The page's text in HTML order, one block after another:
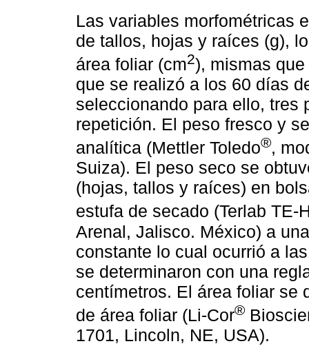
Las variables morfométricas
de tallos, hojas y raíces (g),
área foliar (cm2), mismas
que se realizó a los 60 días
seleccionando para ello, tres
repetición. El peso fresco y
analítica (Mettler Toledo®,
Suiza). El peso seco se
(hojas, tallos y raíces) en
estufa de secado (Terlab TE-
Arenal, Jalisco. México) a
constante lo cual ocurrió a
se determinaron con una
centímetros. El área foliar se
de área foliar (Li-Cor®
1701, Lincoln, NE, USA).